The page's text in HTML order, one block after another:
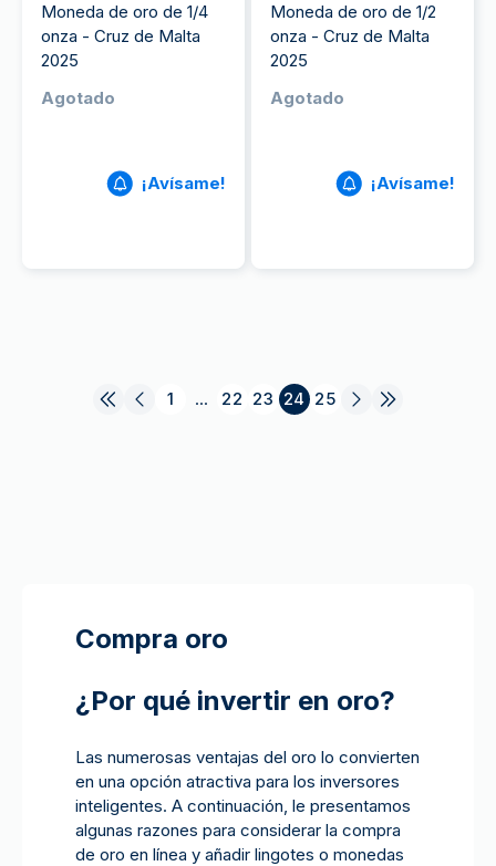
Moneda de oro de 1/4
onza - Cruz de Malta
2025
Agotado
¡Avísame!
Moneda de oro de 1/2
onza - Cruz de Malta
2025
Agotado
¡Avísame!
1 ... 22 23 24 25
Compra oro
¿Por qué invertir en oro?
Las numerosas ventajas del oro lo convierten
en una opción atractiva para los inversores
inteligentes. A continuación, le presentamos
algunas razones para considerar la compra
de oro en línea y añadir lingotes o monedas